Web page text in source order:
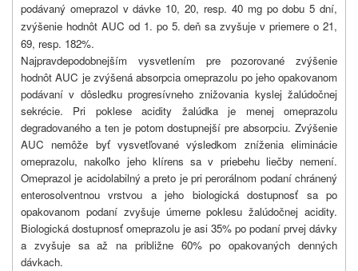
podávaný omeprazol v dávke 10, 20, resp. 40 mg po dobu 5 dní,
zvýšenie hodnôt AUC od 1. po 5. deň sa zvyšuje v priemere o 21,
69, resp. 182%.
Najpravdepodobnejším vysvetlením pre pozorované zvýšenie
hodnôt AUC je zvýšená absorpcia omeprazolu po jeho opakovanom
podávaní v dôsledku progresívneho znižovania kyslej žalúdočnej
sekrécie. Pri poklese acidity žalúdka je menej omeprazolu
degradovaného a ten je potom dostupnejší pre absorpciu. Zvýšenie
AUC nemôže byť vysvetľované výsledkom zníženia eliminácie
omeprazolu, nakoľko jeho klírens sa v priebehu liečby nemení.
Omeprazol je acidolabilný a preto je pri perorálnom podaní chránený
enterosolventnou vrstvou a jeho biologická dostupnosť sa po
opakovanom podaní zvyšuje úmerne poklesu žalúdočnej acidity.
Biologická dostupnosť omeprazolu je asi 35% po podaní prvej dávky
a zvyšuje sa až na približne 60% po opakovaných denných
dávkach.